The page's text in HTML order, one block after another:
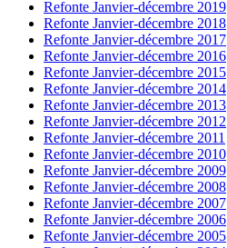
Refonte Janvier-décembre 2019
Refonte Janvier-décembre 2018
Refonte Janvier-décembre 2017
Refonte Janvier-décembre 2016
Refonte Janvier-décembre 2015
Refonte Janvier-décembre 2014
Refonte Janvier-décembre 2013
Refonte Janvier-décembre 2012
Refonte Janvier-décembre 2011
Refonte Janvier-décembre 2010
Refonte Janvier-décembre 2009
Refonte Janvier-décembre 2008
Refonte Janvier-décembre 2007
Refonte Janvier-décembre 2006
Refonte Janvier-décembre 2005